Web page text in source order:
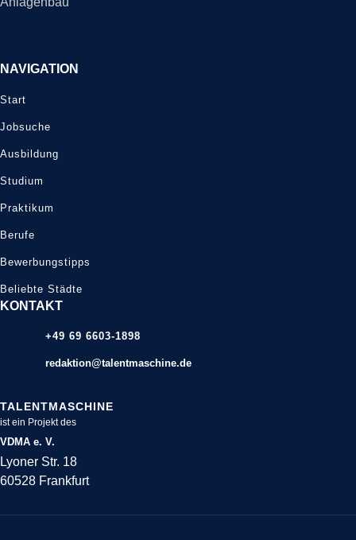
NAVIGATION
Start
Jobsuche
Ausbildung
Studium
Praktikum
Berufe
Bewerbungstipps
Beliebte Städte
KONTAKT
+49 69 6603-1898
redaktion@talentmaschine.de
TALENTMASCHINE
ist ein Projekt des
VDMA e. V.
Lyoner Str. 18
60528 Frankfurt